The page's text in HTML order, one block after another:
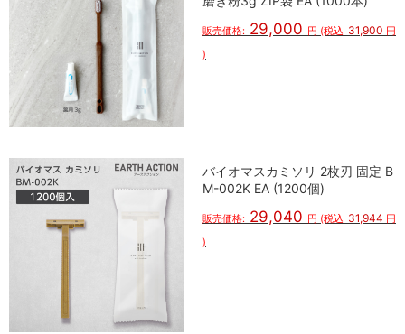
販売価格: 29,000 円 (税込 31,900 円
)
バイオマスカミソリ 2枚刃 固定 B
M-002K EA (1200個)
販売価格: 29,040 円 (税込 31,944 円
)